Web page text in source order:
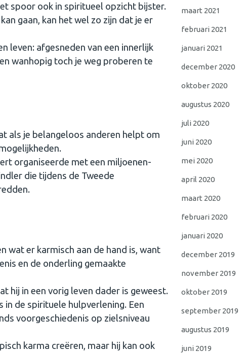
spoor ook in spiritueel opzicht bijster.
gaan, kan het wel zo zijn dat je er
leven: afgesneden van een innerlijk
wanhopig toch je weg proberen te
als je belangeloos anderen helpt om
organiseerde met een miljoenen-
die tijdens de Tweede
wat er karmisch aan de hand is, want
en de onderling gemaakte
hij in een vorig leven dader is geweest.
de spirituele hulpverlening. Een
voorgeschiedenis op zielsniveau
karma creëren, maar hij kan ook
maart 2021
februari 2021
januari 2021
december 2020
oktober 2020
augustus 2020
juli 2020
juni 2020
mei 2020
april 2020
maart 2020
februari 2020
januari 2020
december 2019
november 2019
oktober 2019
september 2019
augustus 2019
juni 2019